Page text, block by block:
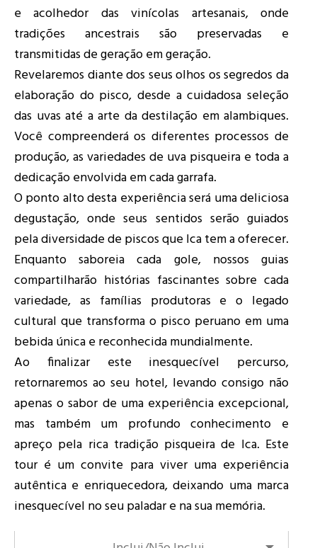
e acolhedor das vinícolas artesanais, onde
tradições ancestrais são preservadas e
transmitidas de geração em geração.
Revelaremos diante dos seus olhos os segredos da
elaboração do pisco, desde a cuidadosa seleção
das uvas até a arte da destilação em alambiques.
Você compreenderá os diferentes processos de
produção, as variedades de uva pisqueira e toda a
dedicação envolvida em cada garrafa.
O ponto alto desta experiência será uma deliciosa
degustação, onde seus sentidos serão guiados
pela diversidade de piscos que Ica tem a oferecer.
Enquanto saboreia cada gole, nossos guias
compartilharão histórias fascinantes sobre cada
variedade, as famílias produtoras e o legado
cultural que transforma o pisco peruano em uma
bebida única e reconhecida mundialmente.
Ao finalizar este inesquecível percurso,
retornaremos ao seu hotel, levando consigo não
apenas o sabor de uma experiência excepcional,
mas também um profundo conhecimento e
apreço pela rica tradição pisqueira de Ica. Este
tour é um convite para viver uma experiência
autêntica e enriquecedora, deixando uma marca
inesquecível no seu paladar e na sua memória.